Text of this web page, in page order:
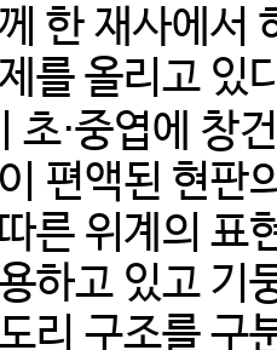
한 재사에서
를 올리고 있
⋅중엽에 창
편액된 현판
른 위계의 표
하고 있고 기
리 구조를 구